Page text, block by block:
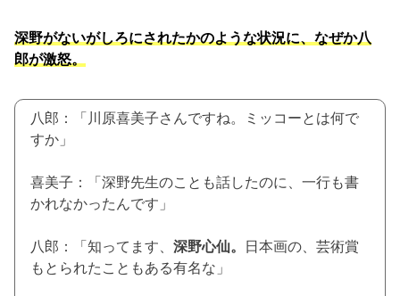
深野がないがしろにされたかのような状況に、なぜか八
郎が激怒。
八郎：「川原喜美子さんですね。ミッコーとは何で
すか」
喜美子：「深野先生のことも話したのに、一行も書
かれなかったんです」
八郎：「知ってます、 深野心仙。
日本画の、芸術賞
もとられたこともある有名な」